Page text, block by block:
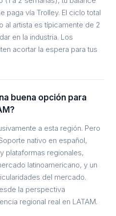
paga vía Trolley. El ciclo total
al artista es típicamente de 2
en la industria. Los
acortar la espera para tus
buena opción para
a esta región. Pero
nativo en español,
plataformas regionales,
latinoamericano, y un
del mercado.
la perspectiva
regional real en LATAM.